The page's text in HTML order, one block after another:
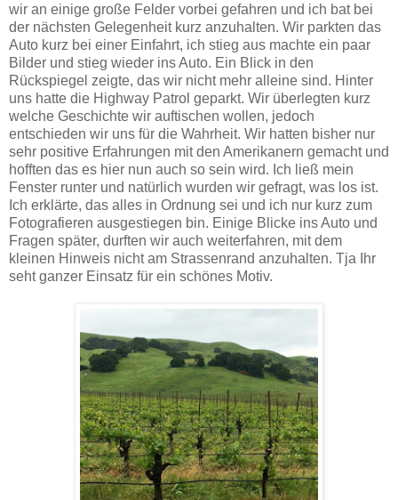
wir an einige große Felder vorbei gefahren und ich bat bei
der nächsten Gelegenheit kurz anzuhalten. Wir parkten das
Auto kurz bei einer Einfahrt, ich stieg aus machte ein paar
Bilder und stieg wieder ins Auto. Ein Blick in den
Rückspiegel zeigte, das wir nicht mehr alleine sind. Hinter
uns hatte die Highway Patrol geparkt. Wir überlegten kurz
welche Geschichte wir auftischen wollen, jedoch
entschieden wir uns für die Wahrheit. Wir hatten bisher nur
sehr positive Erfahrungen mit den Amerikanern gemacht und
hofften das es hier nun auch so sein wird. Ich ließ mein
Fenster runter und natürlich wurden wir gefragt, was los ist.
Ich erklärte, das alles in Ordnung sei und ich nur kurz zum
Fotografieren ausgestiegen bin. Einige Blicke ins Auto und
Fragen später, durften wir auch weiterfahren, mit dem
kleinen Hinweis nicht am Strassenrand anzuhalten. Tja Ihr
seht ganzer Einsatz für ein schönes Motiv.